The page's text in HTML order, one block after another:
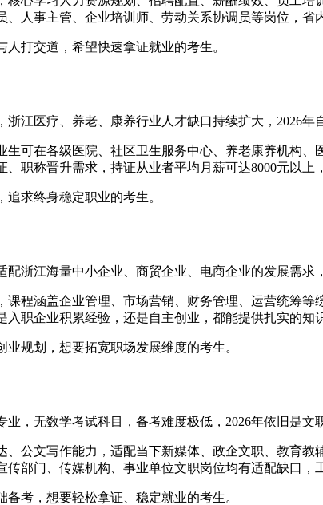
人事主管、企业培训师、劳动关系协调员等岗位，
打交道，希望快速拿证就业的考生。
江医疗、养老、康养行业人才缺口持续扩大，2026
可在各级医院、社区卫生服务中心、养老康养机构
职称晋升需求，持证从业者平均月薪可达8000元以上
求终身稳定职业的考生。
浙江海量中小企业、商贸企业、电商企业的发展需求
程涵盖企业管理、市场营销、财务管理、运营统筹
职企业积累经验，还是自主创业，都能提供扎实的知
规划，想要拓宽职场发展维度的考生。
，无数学考试科目，备考难度极低，2026年依旧是文
公文写作能力，适配当下新媒体、政企文职、教育
部门、传媒机构、事业单位文职岗位均有适配缺口，
考，想要轻松拿证、稳定就业的考生。